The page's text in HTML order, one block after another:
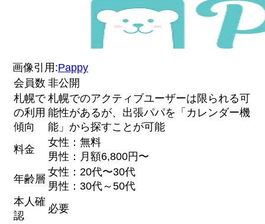
画像引用:Pappy
会員数 非公開
札幌で
の利用
傾向
札幌でのアクティブユーザーは限られる可
能性があるが、出張パパを「カレンダー機
能」から探すことが可能
料金
女性：無料
男性：月額6,800円〜
年齢層
女性：20代〜30代
男性：30代～50代
本人確
認
必要